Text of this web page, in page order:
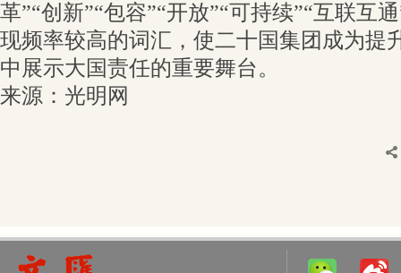
革”“创新”“包容”“开放”“可持续”“互联互
现频率较高的词汇，使二十国集团成为提
中展示大国责任的重要舞台。
来源：光明网